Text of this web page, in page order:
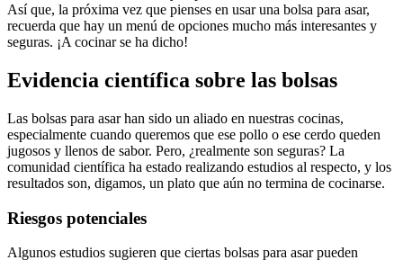
Así ⁢que, la próxima vez que pienses ⁣en usar una⁤ bolsa para asar,
recuerda que hay ⁢un menú⁢ de ⁤opciones ‍mucho más interesantes y​
seguras. ¡A cocinar ​se ha dicho!
Evidencia científica ⁢sobre las bolsas
Las bolsas ⁤para asar han sido un aliado⁣ en nuestras ⁤cocinas,
especialmente cuando queremos que ese pollo o ese cerdo queden⁣
jugosos y llenos de sabor.​ Pero, ¿realmente ‍son ​seguras? La
comunidad científica⁣ ha estado realizando estudios al respecto, y los⁤
resultados son, digamos, un plato que aún no⁤ termina de‌ cocinarse.
Riesgos potenciales
Algunos estudios sugieren que ciertas bolsas⁢ para⁣ asar⁤ pueden